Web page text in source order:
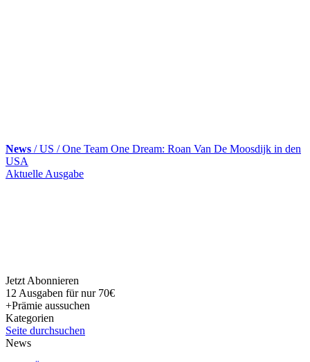
News / US / One Team One Dream: Roan Van De Moosdijk in den
USA
Skip
Aktuelle Ausgabe
Jetzt Abonnieren
12 Ausgaben für nur 70€
+Prämie aussuchen
Kategorien
Seite durchsuchen
News